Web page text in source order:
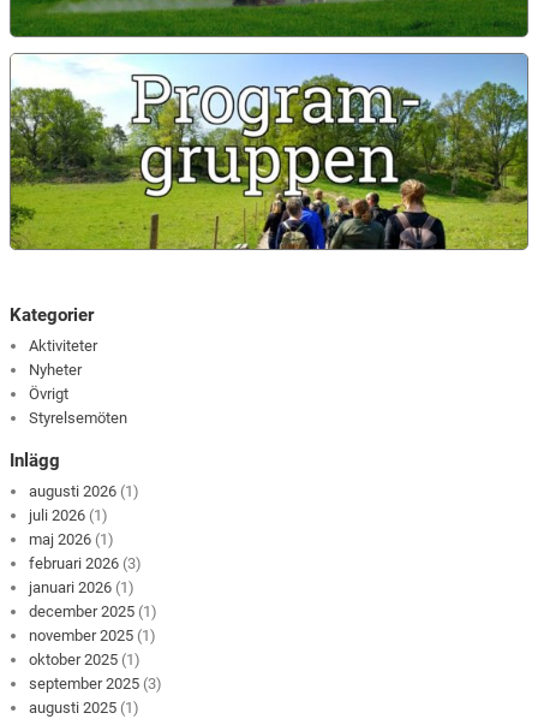
Kategorier
Aktiviteter
Nyheter
Övrigt
Styrelsemöten
Inlägg
augusti 2026 (1)
juli 2026 (1)
maj 2026 (1)
februari 2026 (3)
januari 2026 (1)
december 2025 (1)
november 2025 (1)
oktober 2025 (1)
september 2025 (3)
augusti 2025 (1)